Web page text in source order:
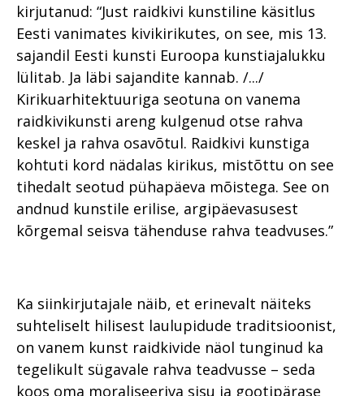
kirjutanud: “Just raidkivi kunstiline käsitlus
Eesti vanimates kivikirikutes, on see, mis 13.
sajandil Eesti kunsti Euroopa kunstiajalukku
lülitab. Ja läbi sajandite kannab. /.../
Kirikuarhitektuuriga seotuna on vanema
raidkivikunsti areng kulgenud otse rahva
keskel ja rahva osavõtul. Raidkivi kunstiga
kohtuti kord nädalas kirikus, mistõttu on see
tihedalt seotud pühapäeva mõistega. See on
andnud kunstile erilise, argipäevasusest
kõrgemal seisva tähenduse rahva teadvuses.”
Ka siinkirjutajale näib, et erinevalt näiteks
suhteliselt hilisest laulupidude traditsioonist,
on vanem kunst raidkivide näol tunginud ka
tegelikult sügavale rahva teadvusse – seda
koos oma moraliseeriva sisu ja gootipärase